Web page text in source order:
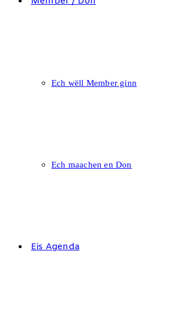
Ech wëll Member ginn
Ech maachen en Don
Eis Agenda